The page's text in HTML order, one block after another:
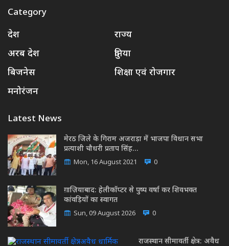
Category
देश
राज्य
अरब देश
दुनिया
बिजनेस
शिक्षा एवं रोजगार
मनोरंजन
Latest News
मेरठ जिले के गिराम अजराड़ा में भाजपा विधान सभा
प्रत्याशी चौधरी प्रताप सिंह…
Mon, 16 August 2021 0
ग़ाज़ियाबाद: हेलीकॉप्टर से पुष्प वर्षा कर शिवभक्त
कांवड़ियों का स्वागत
Sun, 09 August 2026 0
राजस्थान सीमावर्ती क्षेत्र: अवैध